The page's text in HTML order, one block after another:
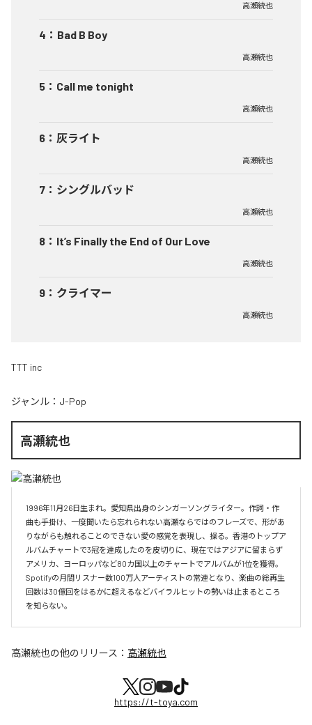
高瀬統也
4 ： Bad B Boy
高瀬統也
5 ： Call me tonight
高瀬統也
6 ： 灰ライト
高瀬統也
7 ： シングルバッド
高瀬統也
8 ： It’s Finally the End of Our Love
高瀬統也
9 ： クライマー
高瀬統也
TTT inc
ジャンル： J-Pop
高瀬統也
1996年11月26日生まれ。愛知県出身のシンガーソングライター。作詞・作
曲も手掛け、一度聞いたら忘れられない高瀬ならではのフレーズで、形があ
りながらも触れることのできない愛の感覚を表現し、操る。香港のトップア
ルバムチャートで3冠を達成したのを皮切りに、現在ではアジアに留まらず
アメリカ、ヨーロッパなど80カ国以上のチャートでアルバムが1位を獲得。
Spotifyの月間リスナー数100万人アーティストの常連となり、楽曲の総再生
回数は30億回をはるかに超えるなどバイラルヒットの勢いは止まるところ
を知らない。
高瀬統也の他のリリース： 高瀬統也
https://t-toya.com